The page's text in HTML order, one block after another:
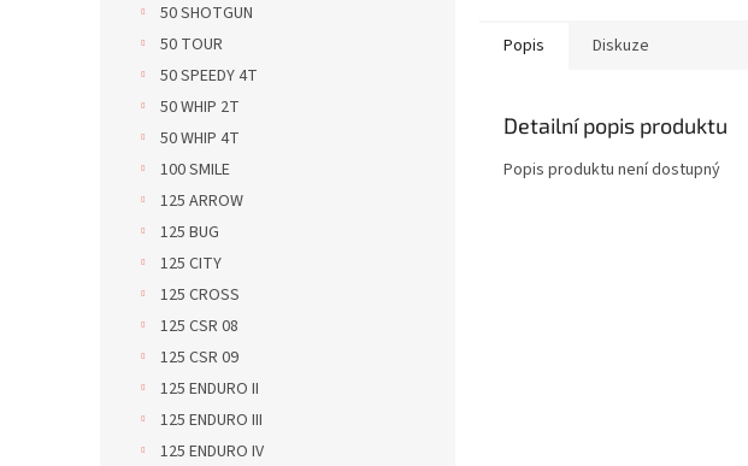
50 SHOTGUN
50 TOUR
50 SPEEDY 4T
50 WHIP 2T
50 WHIP 4T
100 SMILE
125 ARROW
125 BUG
125 CITY
125 CROSS
125 CSR 08
125 CSR 09
125 ENDURO II
125 ENDURO III
125 ENDURO IV
Popis Diskuze
Detailní popis produktu
Popis produktu není dostupný